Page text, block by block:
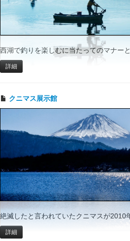
西湖で釣りを楽しむに当たってのマナー
詳細
クニマス展示館
絶滅したと言われていたクニマスが2010
詳細